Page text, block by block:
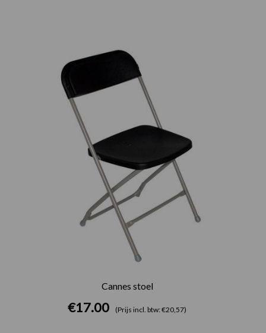
Cannes stoel
€17.00 (Prijs incl. btw: €20,57)